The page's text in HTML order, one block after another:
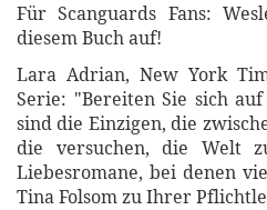
Für Scanguards Fans:
diesem Buch auf!
Lara Adrian, New York
Serie: "Bereiten Sie sich
sind die Einzigen, die
die versuchen, die Welt
Liebesromane, bei denen
Tina Folsom zu Ihrer